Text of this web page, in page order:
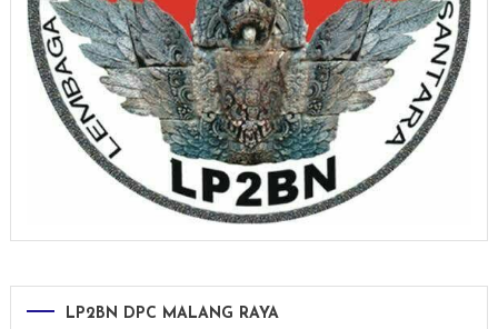
LP2BN DPC MALANG RAYA